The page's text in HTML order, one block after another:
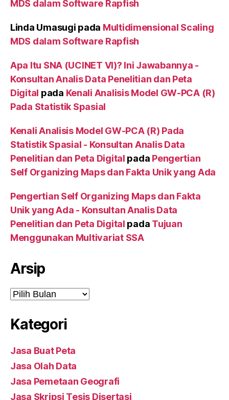
MDS dalam Software Rapfish
Linda Umasugi pada Multidimensional Scaling
MDS dalam Software Rapfish
Apa Itu SNA (UCINET VI)? Ini Jawabannya -
Konsultan Analis Data Penelitian dan Peta
Digital pada Kenali Analisis Model GW-PCA (R)
Pada Statistik Spasial
Kenali Analisis Model GW-PCA (R) Pada
Statistik Spasial - Konsultan Analis Data
Penelitian dan Peta Digital pada Pengertian
Self Organizing Maps dan Fakta Unik yang Ada
Pengertian Self Organizing Maps dan Fakta
Unik yang Ada - Konsultan Analis Data
Penelitian dan Peta Digital pada Tujuan
Menggunakan Multivariat SSA
Arsip
Arsip
Kategori
Jasa Buat Peta
Jasa Olah Data
Jasa Pemetaan Geografi
Jasa Skripsi Tesis Disertasi